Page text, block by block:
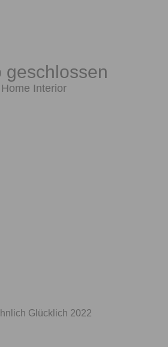
geschlossen
Home Interior
Glücklich 2022